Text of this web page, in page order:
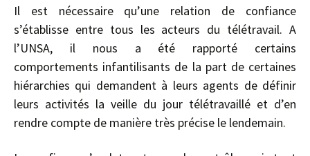
Il est nécessaire qu’une relation de confiance
s’établisse entre tous les acteurs du télétravail. A
l’UNSA, il nous a été rapporté certains
comportements infantilisants de la part de certaines
hiérarchies qui demandent à leurs agents de définir
leurs activités la veille du jour télétravaillé et d’en
rendre compte de manière très précise le lendemain.